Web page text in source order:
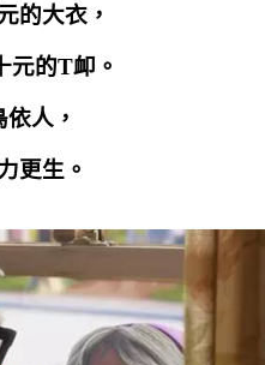
的大衣，
元的T卹。
人，
更生。